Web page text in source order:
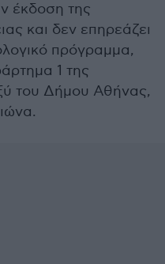
έκδοση της
και δεν επηρεάζει
πρόγραμμα,
1 της
του Δήμου Αθήνας,